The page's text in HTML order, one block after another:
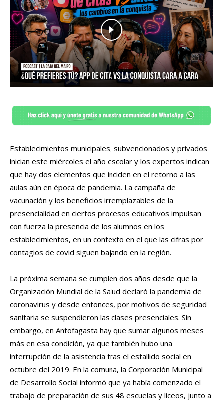
Establecimientos municipales, subvencionados y privados
inician este miércoles el año escolar y los expertos indican
que hay dos elementos que inciden en el retorno a las
aulas aún en época de pandemia. La campaña de
vacunación y los beneficios irremplazables de la
presencialidad en ciertos procesos educativos impulsan
con fuerza la presencia de los alumnos en los
establecimientos, en un contexto en el que las cifras por
contagios de covid siguen bajando en la región.
La próxima semana se cumplen dos años desde que la
Organización Mundial de la Salud declaró la pandemia de
coronavirus y desde entonces, por motivos de seguridad
sanitaria se suspendieron las clases presenciales. Sin
embargo, en Antofagasta hay que sumar algunos meses
más en esa condición, ya que también hubo una
interrupción de la asistencia tras el estallido social en
octubre del 2019. En la comuna, la Corporación Municipal
de Desarrollo Social informó que ya había comenzado el
trabajo de preparación de sus 48 escuelas y liceos, junto a